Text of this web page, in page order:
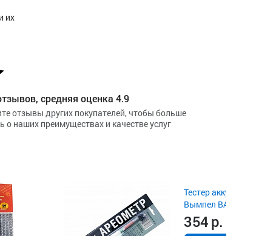
их
средняя оценка 4.9
отзывы других покупателей, чтобы больше
о наших преимуществах и качестве услуг
Тестер
Вымпел BA101
354р.